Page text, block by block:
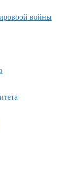
войны